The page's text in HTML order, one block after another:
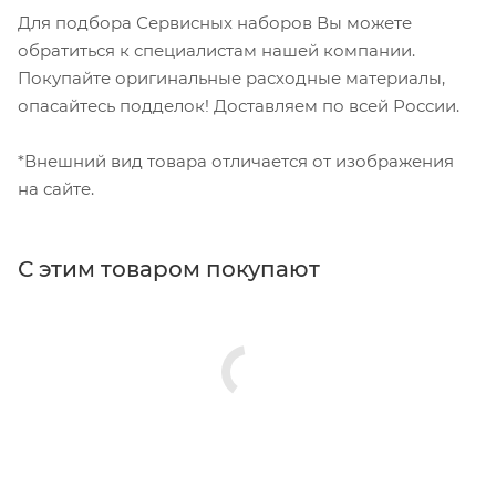
Для подбора Сервисных наборов Вы можете
обратиться к специалистам нашей компании.
Покупайте оригинальные расходные материалы,
опасайтесь подделок! Доставляем по всей России.
*Внешний вид товара отличается от изображения
на сайте.
С этим товаром покупают